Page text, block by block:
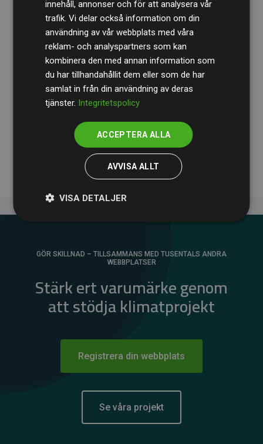
RevisionsbyrånBDOgranskar kontinuerligt våra
beräkningar och vår metod för att säkerställa
transparens och tillförlitlighet.
Deras granskning visar att våra investeringar i
klimatprojekt i genomsnitt kompenserar för
de beräknade CO₂-utsläppenfrån
medlemswebbplatser – ett tydligt bevis på att vårt
arbetssätt ger mätbar klimatnytta.
GÖR SKILLNAD – TILLSAMMANS MED TUSENTALS ANDRA
WEBBPLATSER
Stärk ert varumärke genom
att stödja klimatprojekt
Registrera din webbplats
Se våra projekt
innehåll, annonser och för att analysera vår
trafik. Vi delar också information om din
användning av vår webbplats med våra
reklam- och analyspartners som kan
kombinera den med annan information som
du har tillhandahållit dem eller som de har
samlat in från din användning av deras
tjänster. Integritetspolicy
ACCEPTERA ALLA
AVVISA ALLT
VISA DETALJER